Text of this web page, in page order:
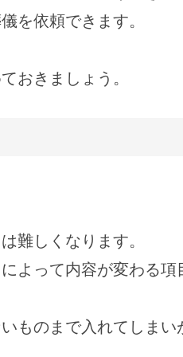
を依頼できます。
おきましょう。
難しくなります。
よって内容が変わる項
ものまで入れてしまい